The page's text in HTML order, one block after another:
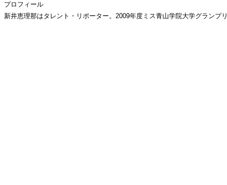
プロフィール
新井恵理那はタレント・リポーター。2009年度ミス青山学院大学グランプ